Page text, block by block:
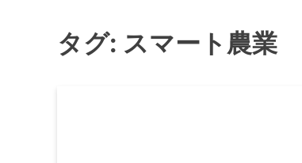
タグ: スマート農業